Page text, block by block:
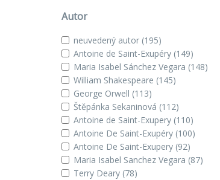
Autor
neuvedený autor (195)
Antoine de Saint-Exupéry (149)
Maria Isabel Sánchez Vegara (148)
William Shakespeare (145)
George Orwell (113)
Štěpánka Sekaninová (112)
Antoine de Saint-Exupery (110)
Antoine De Saint-Exupéry (100)
Antoine De Saint-Exupery (92)
Maria Isabel Sanchez Vegara (87)
Terry Deary (78)